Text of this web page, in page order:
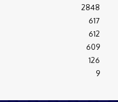
2848
617
612
609
126
9